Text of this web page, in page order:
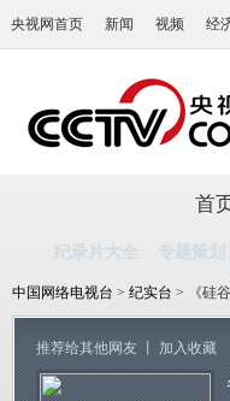
央视网首页 新闻 视频 经
首
纪录片大全 专题策划
中国网络电视台 > 纪实台 > 《硅
推荐给其他网友 加入收藏